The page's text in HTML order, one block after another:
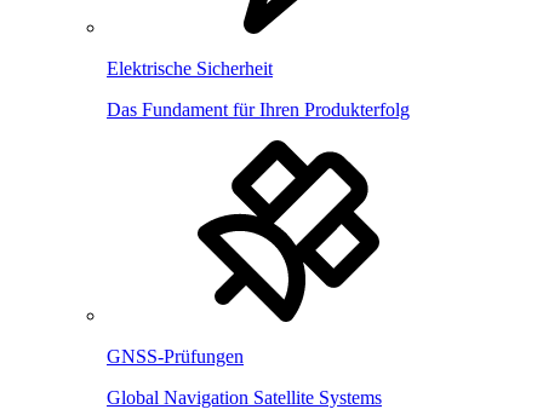
Elektrische Sicherheit
Das Fundament für Ihren Produkterfolg
GNSS-Prüfungen
Global Navigation Satellite Systems